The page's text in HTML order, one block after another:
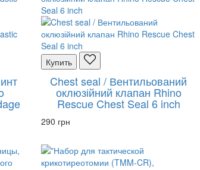
Купить
Chest seal / Вентильований
оклюзійний клапан Rhino
Rescue Chest Seal 6 inch
290 грн